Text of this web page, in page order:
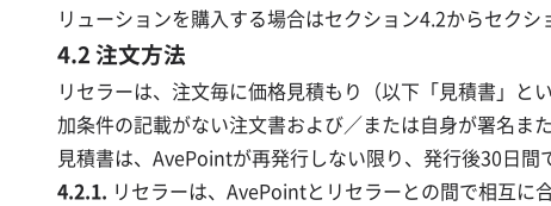
リューションを購入する場合はセクション4.2からセク
4.2 注文方法
リセラーは、注文毎に価格見積もり（以下「見積書」
加条件の記載がない注文書および／または自身が署名ま
見積書は、AvePointが再発行しない限り、発行後30日間
4.2.1. リセラーは、AvePointとリセラーとの間で相互に